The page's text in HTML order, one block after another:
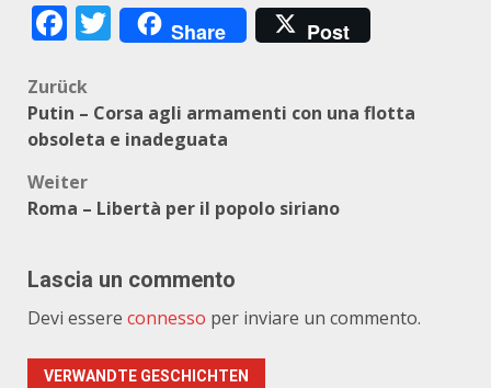
Facebook
Twitter
Share Post
Beitragsnavigation
Zurück
Putin – Corsa agli armamenti con una flotta
obsoleta e inadeguata
Weiter
Roma – Libertà per il popolo siriano
Lascia un commento
Devi essere connesso per inviare un commento.
VERWANDTE GESCHICHTEN